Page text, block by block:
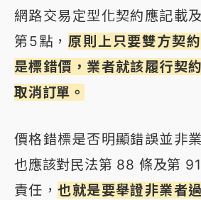
網路交易定型化契約應記載
第5點，原則上只要雙方契
是標錯價，業者就該履行契
取消訂單。
價格錯標是否明顯錯誤並非
也應該對民法第 88 條及第
責任，也就是要舉證非業者